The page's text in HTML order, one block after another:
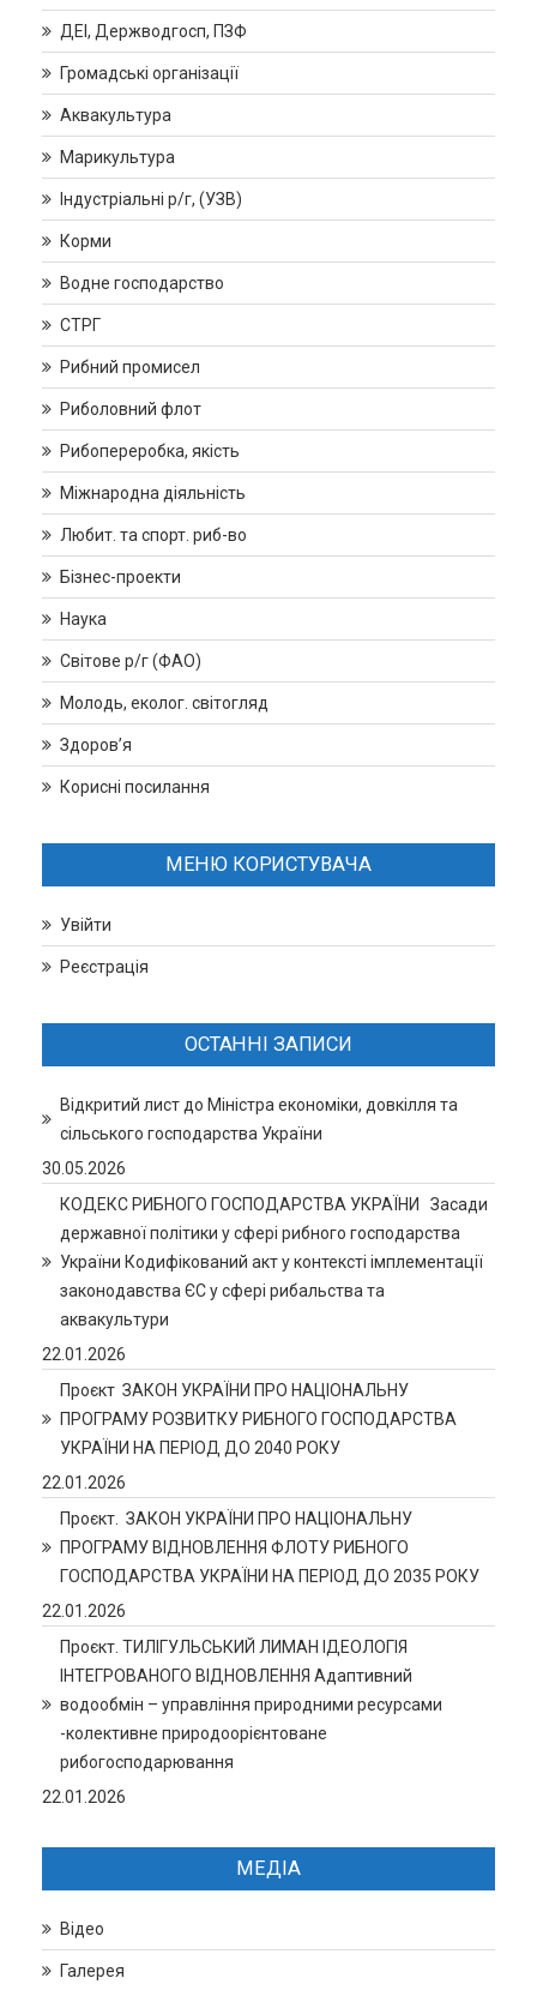
ДЕІ, Держводгосп, ПЗФ
Громадські організації
Аквакультура
Марикультура
Індустріальні р/г, (УЗВ)
Корми
Водне господарство
СТРГ
Рибний промисел
Риболовний флот
Рибопереробка, якість
Міжнародна діяльність
Любит. та спорт. риб-во
Бізнес-проекти
Наука
Світове р/г (ФАО)
Молодь, еколог. світогляд
Здоров’я
Корисні посилання
МЕНЮ КОРИСТУВАЧА
Увійти
Реєстрація
ОСТАННІ ЗАПИСИ
Відкритий лист до Міністра економіки, довкілля та
сільського господарства України
30.05.2026
КОДЕКС РИБНОГО ГОСПОДАРСТВА УКРАЇНИ Засади
державної політики у сфері рибного господарства
України Кодифікований акт у контексті імплементації
законодавства ЄС у сфері рибальства та
аквакультури
22.01.2026
Проєкт ЗАКОН УКРАЇНИ ПРО НАЦІОНАЛЬНУ
ПРОГРАМУ РОЗВИТКУ РИБНОГО ГОСПОДАРСТВА
УКРАЇНИ НА ПЕРІОД ДО 2040 РОКУ
22.01.2026
Проєкт. ЗАКОН УКРАЇНИ ПРО НАЦІОНАЛЬНУ
ПРОГРАМУ ВІДНОВЛЕННЯ ФЛОТУ РИБНОГО
ГОСПОДАРСТВА УКРАЇНИ НА ПЕРІОД ДО 2035 РОКУ
22.01.2026
Проєкт. ТИЛІГУЛЬСЬКИЙ ЛИМАН ІДЕОЛОГІЯ
ІНТЕГРОВАНОГО ВІДНОВЛЕННЯ Адаптивний
водообмін – управління природними ресурсами
-колективне природоорієнтоване
рибогосподарювання
22.01.2026
МЕДІА
Відео
Галерея